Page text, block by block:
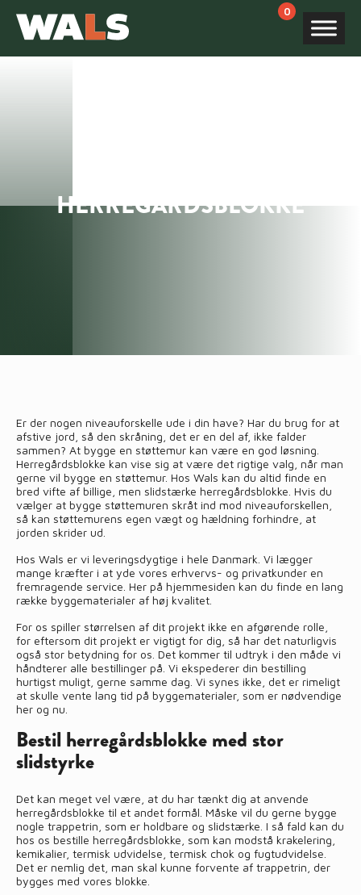
HERREGÅRDSBLOKKE
Er der nogen niveauforskelle ude i din have? Har du brug for at
afstive jord, så den skråning, det er en del af, ikke falder
sammen? At bygge en støttemur kan være en god løsning.
Herregårdsblokke kan vise sig at være det rigtige valg, når man
gerne vil bygge en støttemur. Hos Wals kan du altid finde en
bred vifte af billige, men slidstærke herregårdsblokke. Hvis du
vælger at bygge støttemuren skråt ind mod niveauforskellen,
så kan støttemurens egen vægt og hældning forhindre, at
jorden skrider ud.
Hos Wals er vi leveringsdygtige i hele Danmark. Vi lægger
mange kræfter i at yde vores erhvervs- og privatkunder en
fremragende service. Her på hjemmesiden kan du finde en lang
række byggematerialer af høj kvalitet.
For os spiller størrelsen af dit projekt ikke en afgørende rolle,
for eftersom dit projekt er vigtigt for dig, så har det naturligvis
også stor betydning for os. Det kommer til udtryk i den måde vi
håndterer alle bestillinger på. Vi ekspederer din bestilling
hurtigst muligt, gerne samme dag. Vi synes ikke, det er rimeligt
at skulle vente lang tid på byggematerialer, som er nødvendige
her og nu.
Bestil herregårdsblokke med stor
slidstyrke
Det kan meget vel være, at du har tænkt dig at anvende
herregårdsblokke til et andet formål. Måske vil du gerne bygge
nogle trappetrin, som er holdbare og slidstærke. I så fald kan du
hos os bestille herregårdsblokke, som kan modstå krakelering,
kemikalier, termisk udvidelse, termisk chok og fugtudvidelse.
Det er nemlig det, man skal kunne forvente af trappetrin, der
bygges med vores blokke.